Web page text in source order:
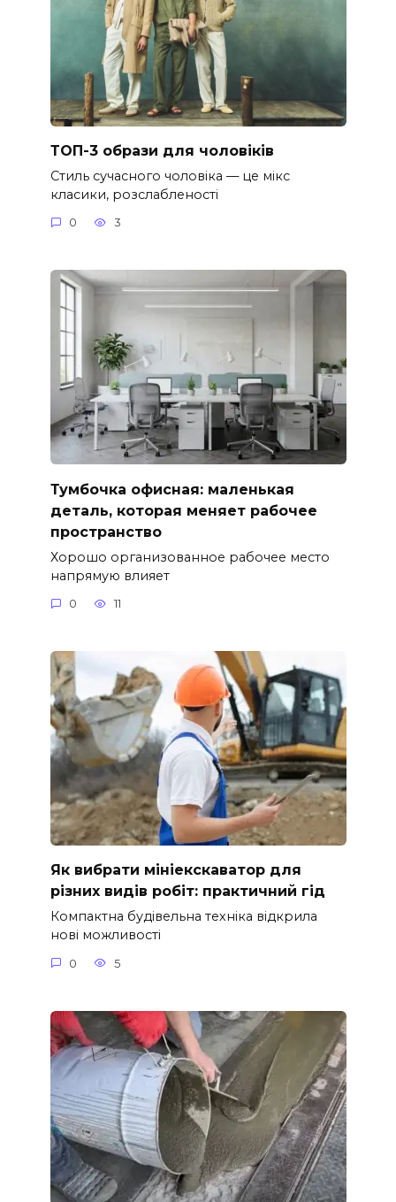
ТОП-3 образи для чоловіків
Стиль сучасного чоловіка — це мікс
класики, розслабленості
0 3
Тумбочка офисная: маленькая
деталь, которая меняет рабочее
пространство
Хорошо организованное рабочее место
напрямую влияет
0 11
Як вибрати мініекскаватор для
різних видів робіт: практичний гід
Компактна будівельна техніка відкрила
нові можливості
0 5